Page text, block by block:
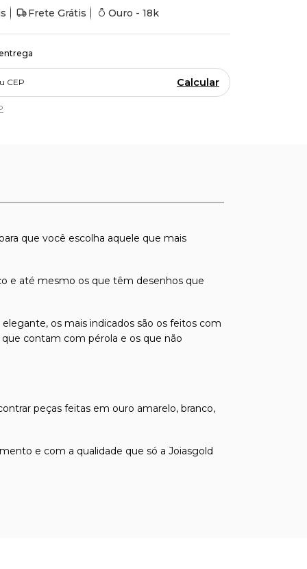
Frete Grátis Ouro - 18k
Calcular
que você escolha aquele que mais
e até mesmo os que têm desenhos que
os mais indicados são os feitos com
que contam com pérola e os que não
peças feitas em ouro amarelo, branco,
e com a qualidade que só a Joiasgold